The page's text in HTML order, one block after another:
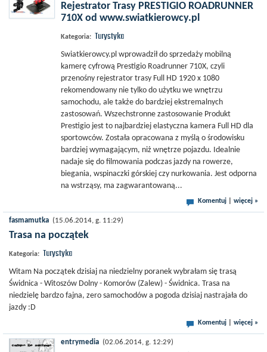
Rejestrator Trasy PRESTIGIO ROADRUNNER
710X od www.swiatkierowcy.pl
Kategoria: Turystyka
Swiatkierowcy.pl wprowadził do sprzedaży mobilną
kamerę cyfrową Prestigio Roadrunner 710X, czyli
przenośny rejestrator trasy Full HD 1920 x 1080
rekomendowany nie tylko do użytku we wnętrzu
samochodu, ale także do bardziej ekstremalnych
zastosowań. Wszechstronne zastosowanie Produkt
Prestigio jest to najbardziej elastyczna kamera Full HD dla
sportowców. Została opracowana z myślą o środowisku
bardziej wymagającym, niż wnętrze pojazdu. Idealnie
nadaje się do filmowania podczas jazdy na rowerze,
biegania, wspinaczki górskiej czy nurkowania. Jest odporna
na wstrząsy, ma zagwarantowaną...
Komentuj więcej »
fasmamutka (15.06.2014, g. 11:29)
Trasa na początek
Kategoria: Turystyka
Witam Na początek dzisiaj na niedzielny poranek wybrałam się trasą
Świdnica - Witoszów Dolny - Komorów (Zalew) - Świdnica. Trasa na
niedzielę bardzo fajna, zero samochodów a pogoda dzisiaj nastrajała do
jazdy :D
Komentuj więcej »
entrymedia (02.06.2014, g. 12:29)